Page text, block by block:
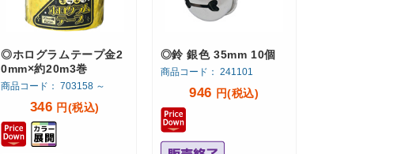
346 円(税込)
商品コード： 703158 ～
◎ホログラムテープ金2
0mm×約20m3巻
946 円(税込)
商品コード： 241101
◎鈴 銀色 35mm 10個